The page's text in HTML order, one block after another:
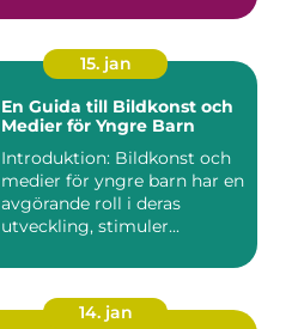
15. jan
En Guida till Bildkonst och
Medier för Yngre Barn
Introduktion: Bildkonst och
medier för yngre barn har en
avgörande roll i deras
utveckling, stimuler...
14. jan